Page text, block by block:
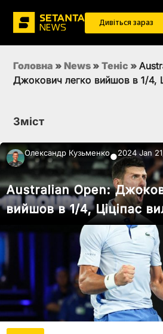
Дивіться зараз
Головна » News » Теніс »
Джокович легко вийшов в 1/4,
Зміст
Олександр Кузьменко●2024 Jan
Australian Open:
вийшов в 1/4, Ціціпас